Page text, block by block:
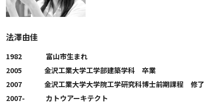
法澤由佳
1982 富山市生まれ
2005 金沢工業大学工学部建築学科 卒業
2007 金沢工業大学大学院工学研究科博士前期課程 修了
2007- カトウアーキテクト